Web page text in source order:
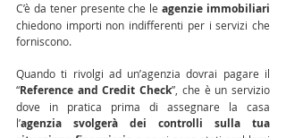
C’è da tener presente che le agenzie immobiliari
chiedono importi non indifferenti per i servizi che
forniscono.
Quando ti rivolgi ad un’agenzia dovrai pagare il
“Reference and Credit Check”, che è un servizio
dove in pratica prima di assegnare la casa
l’agenzia svolgerà dei controlli sulla tua